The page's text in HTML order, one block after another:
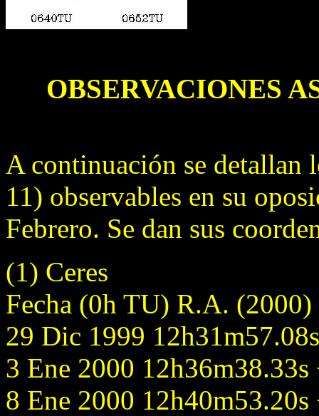
OBSERVACIONES
A continuación se detallan
11) observables en su
Febrero. Se dan sus
(1) Ceres
Fecha (0h TU) R.A.
29 Dic 1999
3 Ene 2000 12h36m38.33s
8 Ene 2000 12h40m53.20s